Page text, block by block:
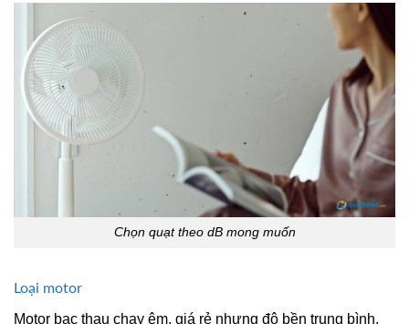
Chọn quạt theo dB mong muốn
Loại motor
Motor bạc thau chạy êm, giá rẻ nhưng độ bền trung bình.